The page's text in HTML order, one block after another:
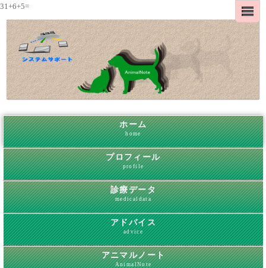
31+6+5=
ホーム
home
プロフィール
profile
診療データ
medicaldata
アドバイス
advice
アニマルノート
AnimalNote